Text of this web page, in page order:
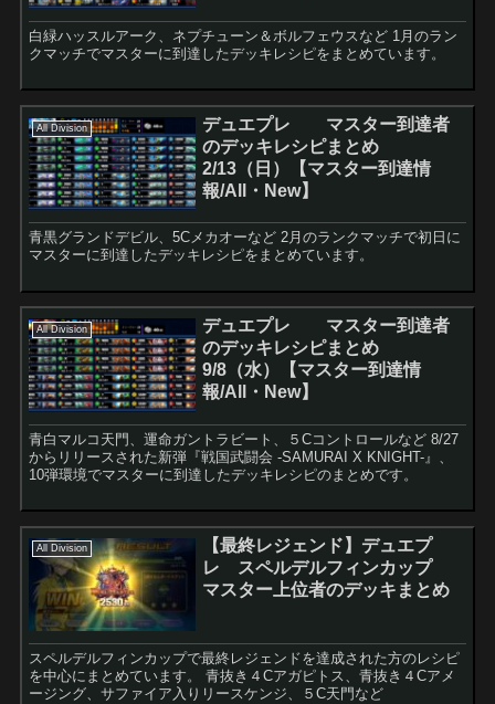
白緑ハッスルアーク、ネプチューン＆ボルフェウスなど 1月のラン
クマッチでマスターに到達したデッキレシピをまとめています。
All Division
デュエプレ マスター到達者
のデッキレシピまとめ
2/13（日）【マスター到達情
報/All・New】
青黒グランドデビル、5Cメカオーなど 2月のランクマッチで初日に
マスターに到達したデッキレシピをまとめています。
All Division
デュエプレ マスター到達者
のデッキレシピまとめ
9/8（水）【マスター到達情
報/All・New】
青白マルコ天門、運命ガントラビート、５Cコントロールなど 8/27
からリリースされた新弾『戦国武闘会 -SAMURAI X KNIGHT-』、
10弾環境でマスターに到達したデッキレシピのまとめです。
All Division
【最終レジェンド】デュエプ
レ スペルデルフィンカップ
マスター上位者のデッキまとめ
スペルデルフィンカップで最終レジェンドを達成された方のレシピ
を中心にまとめています。 青抜き４Cアガピトス、青抜き４Cアメ
ージング、サファイア入りリースケンジ、５C天門など